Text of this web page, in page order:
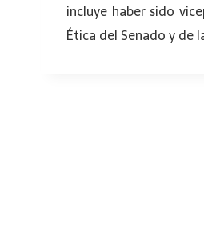
incluye haber sido
Ética del Senado y de